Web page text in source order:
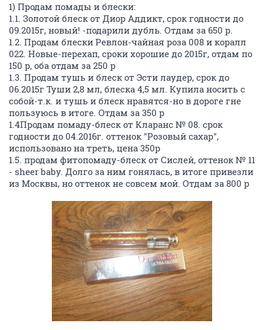
1) Продам помады и блески:
1.1. Золотой блеск от Диор Аддикт, срок годности до
09.2015г, новый! -подарили дубль. Отдам за 650 р.
1.2. Продам блески Ревлон-чайная роза 008 и коралл
022. Новые-перехап, сроки хорошие до 2015г, отдам по
150 р, оба отдам за 250 р
1.3. Продам тушь и блеск от Эсти лаудер, срок до
06.2015г Туши 2,8 мл, блеска 4,5 мл. Купила носить с
собой-т.к. и тушь и блеск нравятся-но в дороге гне
пользуюсь в итоге. Отдам за 350 р
1.4Продам помаду-блеск от Кларанс № 08. срок
годности до 04.2016г. оттенок "Розовый сахар",
использовано на треть, цена 350р
1.5. продам фитопомаду-блеск от Сислей, оттенок № 11
- sheer baby. Долго за ним гонялась, в итоге привезли
из Москвы, но оттенок не совсем мой. Отдам за 800 р